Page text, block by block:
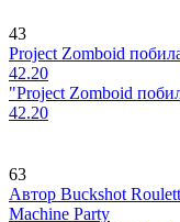
43
Project Zomboid
42.20
"Project Zomboid
42.20
63
Автор Buckshot
Machine Party